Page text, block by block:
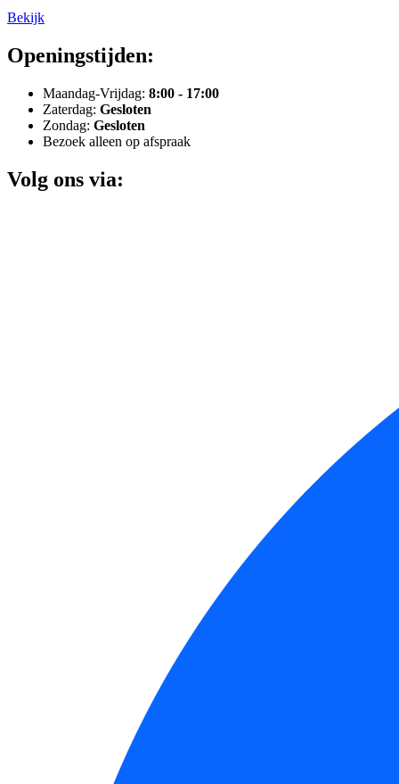
Bekijk
Openingstijden:
Maandag-Vrijdag: 8:00 - 17:00
Zaterdag: Gesloten
Zondag: Gesloten
Bezoek alleen op afspraak
Volg ons via: